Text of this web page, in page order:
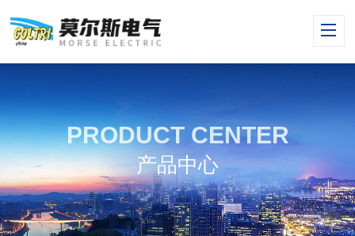
PRODUCT CENTER
产品中心